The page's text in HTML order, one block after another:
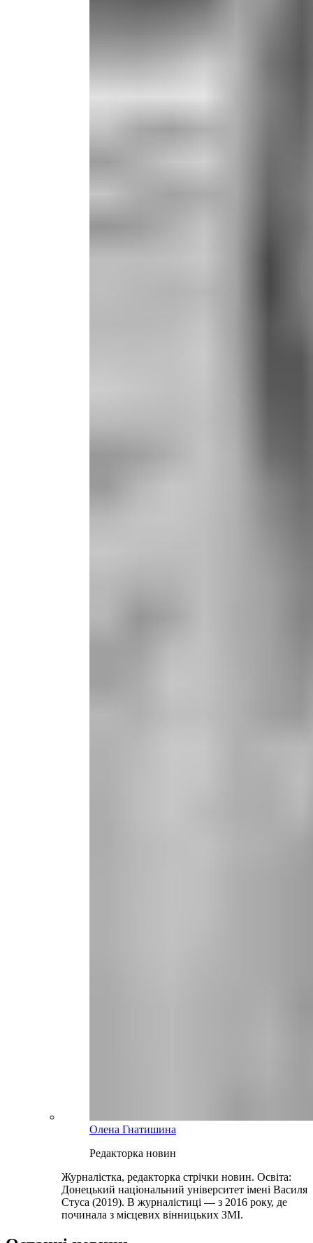
Олена Гнатишина
Редакторка новин
Журналістка, редакторка стрічки новин. Освіта:
Донецький національний університет імені Василя
Стуса (2019). В журналістиці — з 2016 року, де
починала з місцевих вінницьких ЗМІ.